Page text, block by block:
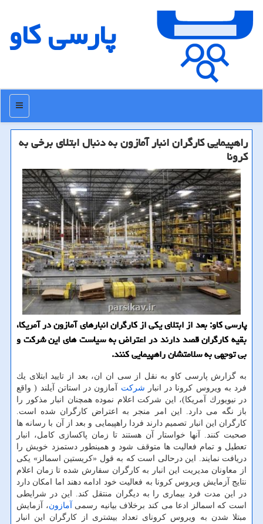
پارسی كاو
منو
راهپیمایی كارگران انبار آمازون به دنبال ابتلای برخی به
كرونا
پارسی كاو: بعد از ابتلای یكی از كارگران انبارهای آمازون در آمریكا،
بقیه كارگران قصد دارند در اعتراض به سیاست های این شركت و
بی توجهی به سلامتشان راهپیمایی كنند.
به گزارش پارسی كاو به نقل از سی ان ان، بعد از تایید ابتلای یك
فرد به ویروس كرونا در انبار شركت آمازون در استاتن آیلند ( واقع
در نیویورك آمریكا)، این شركت اعلام نموده همچنان انبار مذكور را
باز نگه می دارد. این امر منجر به اعتراض كارگران شده است.
كارگران این انبار تصمیم دارند فردا راهپیمایی و بعد از آن با رسانه ها
صحبت كنند. آنها خواستار آن هستند تا زمان پاكسازی كامل، انبار
تعطیل و تمام فعالیت ها متوقف شود و همینطور دستمزد خویش را
دریافت نمایند. این درحالی است كه به قول «كریستین اسمالز» یكی
از معاونان مدیریت این انبار به كارگران سفارش شده تا زمان اعلام
نتایج آزمایش ویروس كرونا به فعالیت خود ادامه دهند اما امكان دارد
در این مدت فرد بیماری را به دیگران منتقل كند. این در شرایطی
است كه اسمالز ادعا می كند برخلاف بیانیه رسمی
آمازون، آزمایش
مبتلا شدن به ویروس كرونای تعداد بیشتری از كارگران این انبار